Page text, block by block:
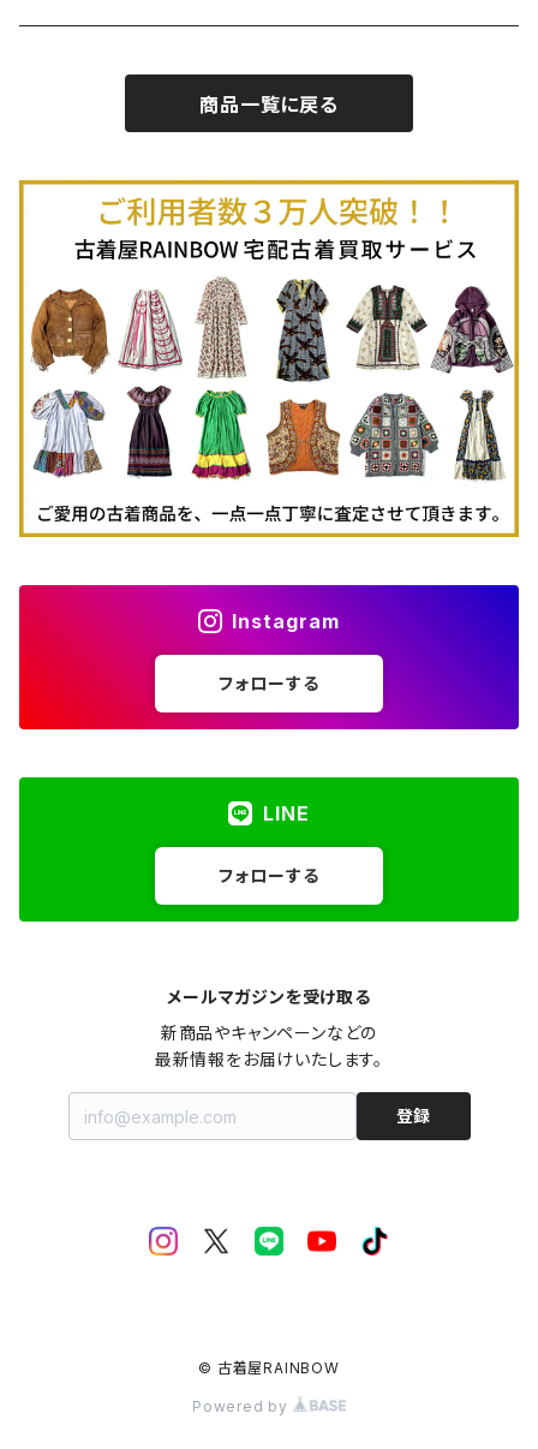
古着ポロシャツ
古着長袖ポロシャツ
古着スウェット
古着パーカー
古着タンクトップ
古着羽織り
古着ミニ丈スカート (丈56-75cm)
Autumn / Winter
商品一覧に戻る
Instagram
フォローする
LINE
フォローする
メールマガジンを受け取る
新商品やキャンペーンなどの
最新情報をお届けいたします。
登録
© 古着屋RAINBOW
Powered by